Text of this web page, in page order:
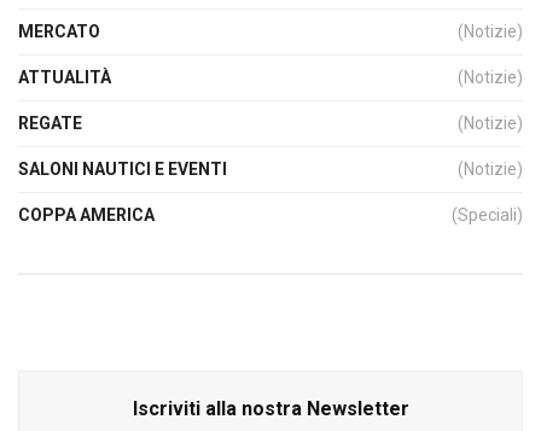
MERCATO (Notizie)
ATTUALITÀ (Notizie)
REGATE (Notizie)
SALONI NAUTICI E EVENTI (Notizie)
COPPA AMERICA (Speciali)
Iscriviti alla nostra Newsletter